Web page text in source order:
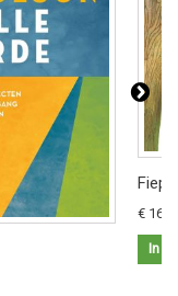
Fiep
€
In